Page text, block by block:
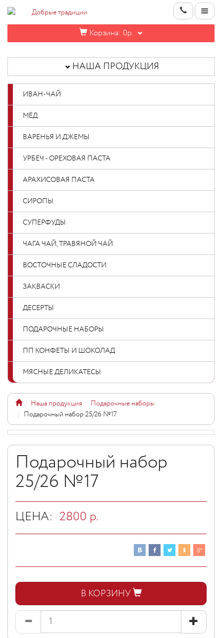
Корзина: 0р.
ИНФОРМАЦИЯ
КОНТАКТЫ
НОВИНКИ
ОПТОВИКАМ
НАША ПРОДУКЦИЯ
ИВАН-ЧАЙ
МЁД
ВАРЕНЬЯ И ДЖЕМЫ
УРБЕЧ - ОРЕХОВАЯ ПАСТА
АРАХИСОВАЯ ПАСТА
СИРОПЫ
СУПЕРФУДЫ
ЧАГА ЧАЙ, ТРАВЯНОЙ ЧАЙ
ВОСТОЧНЫЕ СЛАДОСТИ
ЗАКВАСКИ
ДЕСЕРТЫ
ПОДАРОЧНЫЕ НАБОРЫ
ПП КОНФЕТЫ И ШОКОЛАД
МЯСНЫЕ ДЕЛИКАТЕСЫ
Наша продукция
Подарочные наборы
Подарочный набор 25/26 №17
Подарочный набор
25/26 №17
ЦЕНА: 2800 р.
В КОРЗИНУ